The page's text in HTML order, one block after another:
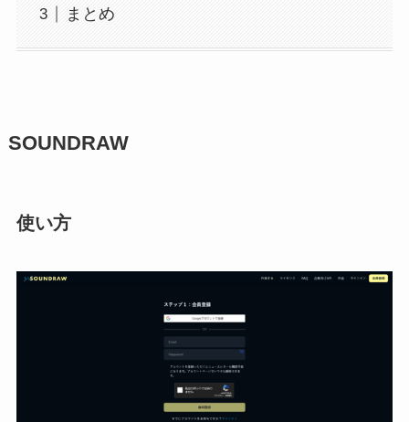
まとめ
SOUNDRAW
使い方